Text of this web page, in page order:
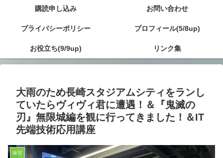
購読申し込み お問い合わせ
プライバシーポリシー プロフィール(5/8up)
お役立ち(9/9up) リンク集
大雨のため長崎スタジアムシティをランし
ていたらヴィヴィ君に遭遇！＆『鬼滅の
刃』無限城編を観に行ってきました！＆IT
先端技術応用講座
練習